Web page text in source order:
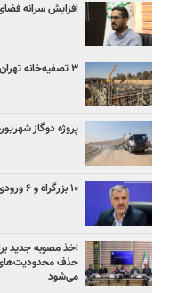
افزایش سرانه فضای سبز منطقه
۳ ﺗﺼﻔﻴﻪ‌ﺧﺎﻧﻪ‌ تهران تا پایان تابستان تکمیل و به بهره‌برداری می‌رسند
پروژه دوگاز
۱۰ بزرگراه و ۶ ورودی تهران زیر ذره‌بین قرارگاه سیمای منظر
اخذ مصوبه جدید
حذف محدودیت‌های
می‌شود